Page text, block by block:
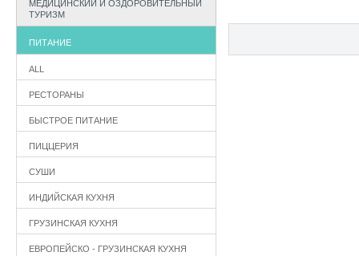
МЕДИЦИНСКИЙ И ОЗДОРОВИТЕЛЬНЫЙ
ТУРИЗМ
ПИТАНИЕ
ALL
РЕСТОРАНЫ
БЫСТРОЕ ПИТАНИЕ
ПИЦЦЕРИЯ
СУШИ
ИНДИЙСКАЯ КУХНЯ
ГРУЗИНСКАЯ КУХНЯ
ЕВРОПЕЙСКО - ГРУЗИНСКАЯ КУХНЯ